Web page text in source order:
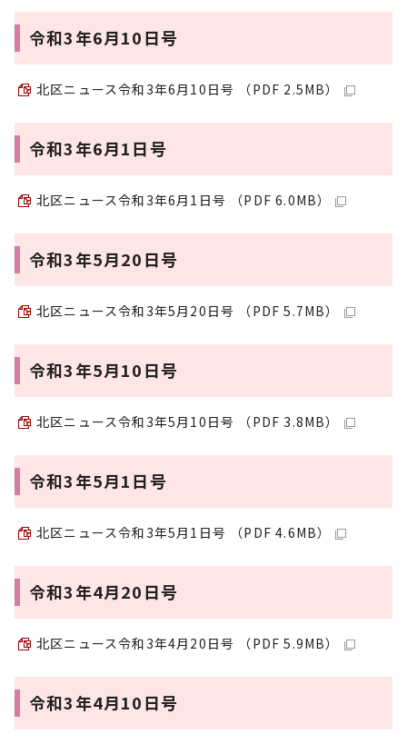
令和3年6月10日号
北区ニュース令和3年6月10日号 （PDF 2.5MB）
令和3年6月1日号
北区ニュース令和3年6月1日号 （PDF 6.0MB）
令和3年5月20日号
北区ニュース令和3年5月20日号 （PDF 5.7MB）
令和3年5月10日号
北区ニュース令和3年5月10日号 （PDF 3.8MB）
令和3年5月1日号
北区ニュース令和3年5月1日号 （PDF 4.6MB）
令和3年4月20日号
北区ニュース令和3年4月20日号 （PDF 5.9MB）
令和3年4月10日号